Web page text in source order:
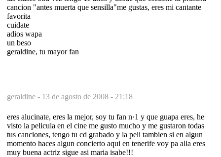
cancion "antes muerta que sensilla"me gustas, eres mi cantante
favorita
cuidate
adios wapa
un beso
geraldine, tu mayor fan
geraldine - 13 de agosto de 2008 - 21:18
eres alucinate, eres la mejor, soy tu fan n·1 y que guapa eres, he
visto la pelicula en el cine me gusto mucho y me gustaron todas
tus canciones, tengo tu cd grabado y la peli tambien si en algun
momento haces algun concierto aqui en tenerife voy pa alla eres
muy buena actriz sigue asi maria isabe!!!